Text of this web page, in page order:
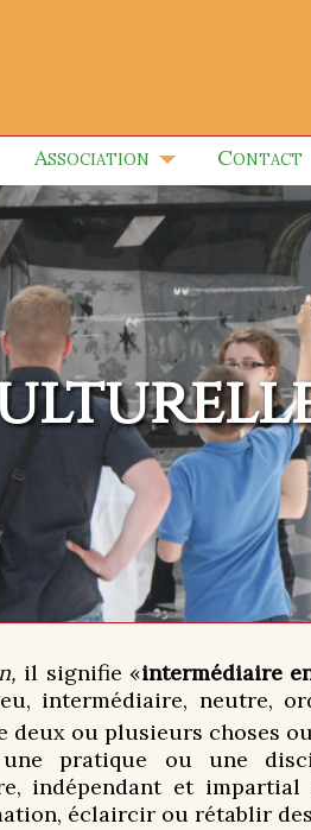
Association Contact
il signifie «intermédiaire
intermédiaire, neutre,
ou plusieurs choses
pratique ou une
indépendant et
éclaircir ou rétablir